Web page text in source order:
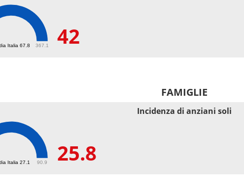
Italia 67.8 367.1 42
FAMIGLIE
Italia 27.1 90.9 25.8
Incidenza di anziani soli